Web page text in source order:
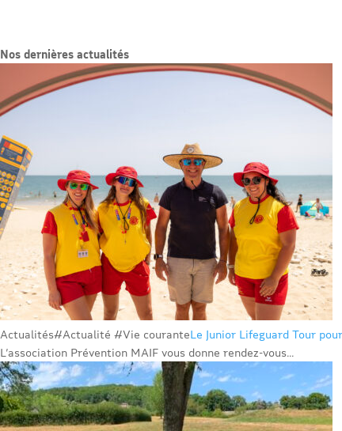
Nos dernières actualités
Actualités#Actualité #Vie couranteLe Junior Lifeguard Tour
L’association Prévention MAIF vous donne rendez-vous...